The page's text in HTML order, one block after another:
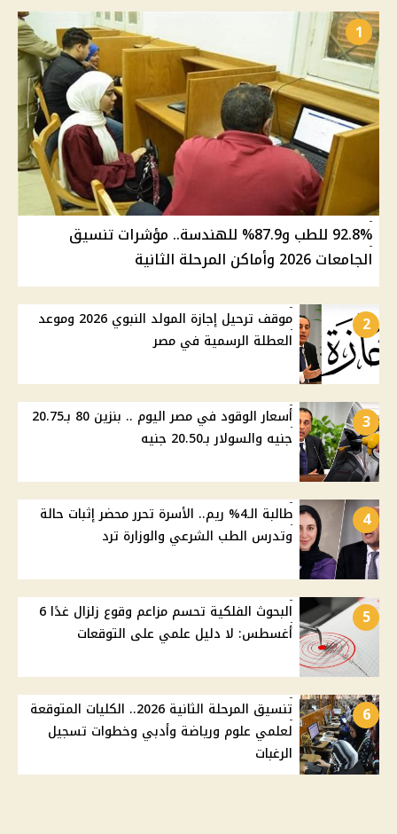
1
92.8% للطب و87.9% للهندسة.. مؤشرات تنسيق
الجامعات 2026 وأماكن المرحلة الثانية
2
موقف ترحيل إجازة المولد النبوي 2026 وموعد
العطلة الرسمية في مصر
3
أسعار الوقود في مصر اليوم .. بنزين 80 بـ20.75
جنيه والسولار بـ20.50 جنيه
4
طالبة الـ4% ريم.. الأسرة تحرر محضر إثبات حالة
وتدرس الطب الشرعي والوزارة ترد
5
البحوث الفلكية تحسم مزاعم وقوع زلزال غدًا 6
أغسطس: لا دليل علمي على التوقعات
6
تنسيق المرحلة الثانية 2026.. الكليات المتوقعة
لعلمي علوم ورياضة وأدبي وخطوات تسجيل
الرغبات